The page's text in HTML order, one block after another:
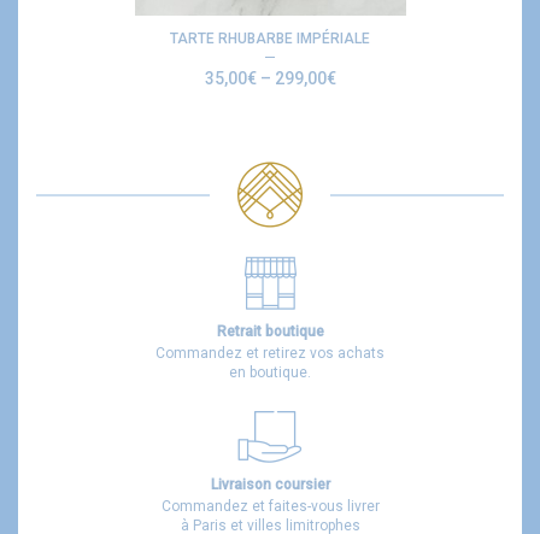
TARTE RHUBARBE IMPÉRIALE
35,00€– 299,00€
Retrait boutique
Commandez et retirez vos achats
en boutique.
Livraison coursier
Commandez et faites-vous livrer
à Paris et villes limitrophes